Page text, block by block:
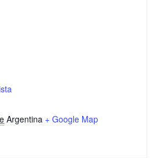
Argentina + Google Map